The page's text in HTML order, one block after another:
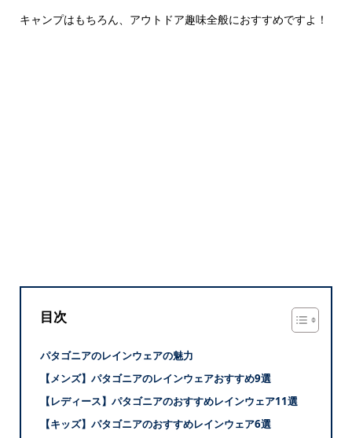
キャンプはもちろん、アウトドア趣味全般におすすめですよ！
目次
パタゴニアのレインウェアの魅力
【メンズ】パタゴニアのレインウェアおすすめ9選
【レディース】パタゴニアのおすすめレインウェア11選
【キッズ】パタゴニアのおすすめレインウェア6選